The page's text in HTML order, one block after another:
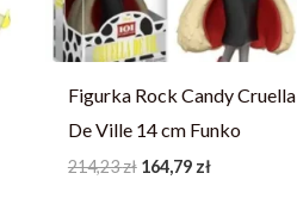
Figurka Rock Candy Cruella
De Ville 14 cm Funko
214,23zł 164,79 zł